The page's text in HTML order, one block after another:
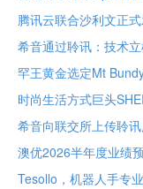
希音通过聆讯：技术